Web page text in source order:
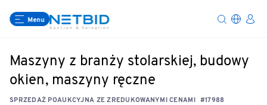
Menu
Maszyny z branży stolarskiej, budowy
okien, maszyny ręczne
SPRZEDAŻ POAUKCYJNA ZE ZREDUKOWANYMI CENAMI #17988